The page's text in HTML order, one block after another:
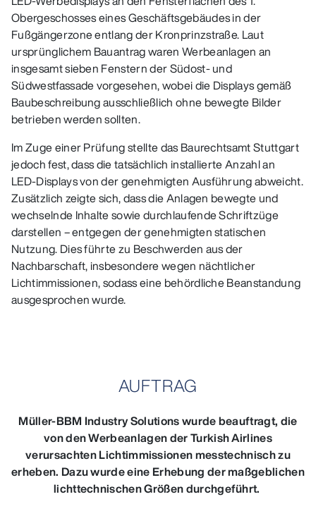
Obergeschosses eines Geschäftsgebäudes in der
Fußgängerzone entlang der Kronprinzstraße. Laut
ursprünglichem Bauantrag waren Werbeanlagen an
insgesamt sieben Fenstern der Südost‑ und
Südwestfassade vorgesehen, wobei die Displays gemäß
Baubeschreibung ausschließlich ohne bewegte Bilder
betrieben werden sollten.
Im Zuge einer Prüfung stellte das Baurechtsamt Stuttgart
jedoch fest, dass die tatsächlich installierte Anzahl an
LED‑Displays von der genehmigten Ausführung abweicht.
Zusätzlich zeigte sich, dass die Anlagen bewegte und
wechselnde Inhalte sowie durchlaufende Schriftzüge
darstellen – entgegen der genehmigten statischen
Nutzung. Dies führte zu Beschwerden aus der
Nachbarschaft, insbesondere wegen nächtlicher
Lichtimmissionen, sodass eine behördliche Beanstandung
ausgesprochen wurde.
AUFTRAG
Müller-BBM Industry Solutions wurde beauftragt, die
von den Werbeanlagen der Turkish Airlines
verursachten Lichtimmissionen messtechnisch zu
erheben. Dazu wurde eine Erhebung der maßgeblichen
lichttechnischen Größen durchgeführt.